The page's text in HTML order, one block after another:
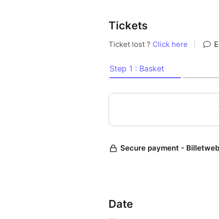
Compétences acquises
confirmation, eucharistie) et
•Découvrir dans les
•Percevoir la dynamique du
et mieux comprendre sa
Les mardis 18, 25 novembre
Tickets
Date